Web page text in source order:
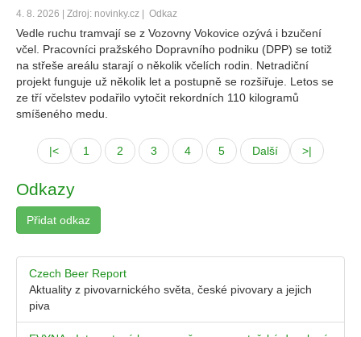
4. 8. 2026 | Zdroj: novinky.cz | Odkaz
Vedle ruchu tramvají se z Vozovny Vokovice ozývá i bzučení
včel. Pracovníci pražského Dopravního podniku (DPP) se totiž
na střeše areálu starají o několik včelích rodin. Netradiční
projekt funguje už několik let a postupně se rozšiřuje. Letos se
ze tří včelstev podařilo vytočit rekordních 110 kilogramů
smíšeného medu.
|< 1 2 3 4 5 Další >|
Odkazy
Přidat odkaz
Czech Beer Report
Aktuality z pivovarnického světa, české pivovary a jejich
piva